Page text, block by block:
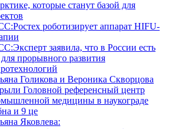
которые станут базой для
роботизирует аппарат HIFU-
заявила, что в России есть
для прорывного развития
Голикова и Вероника Скворцова
Головной референсный центр
медицины в наукограде
и 9 це
Яковлева: